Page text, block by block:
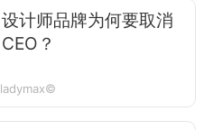
设计师品牌为何要取消
CEO？
ladymax©